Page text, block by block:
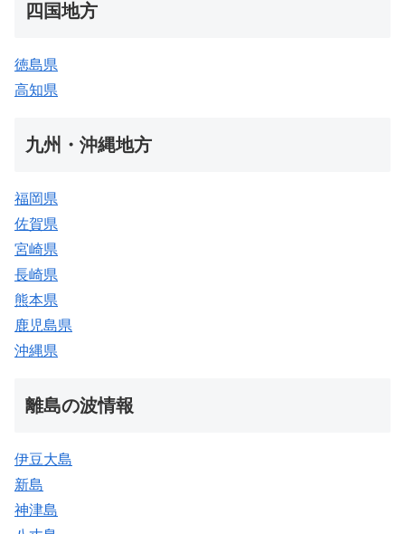
四国地方
徳島県
高知県
九州・沖縄地方
福岡県
佐賀県
宮崎県
長崎県
熊本県
鹿児島県
沖縄県
離島の波情報
伊豆大島
新島
神津島